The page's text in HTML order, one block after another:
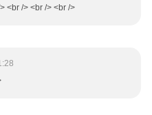
<br /> <br /> <br />